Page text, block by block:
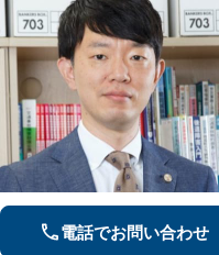
電話でお問い合わせ